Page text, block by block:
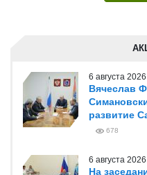
6 августа 2026
Вячеслав
развитие
678
6 августа 2026
На